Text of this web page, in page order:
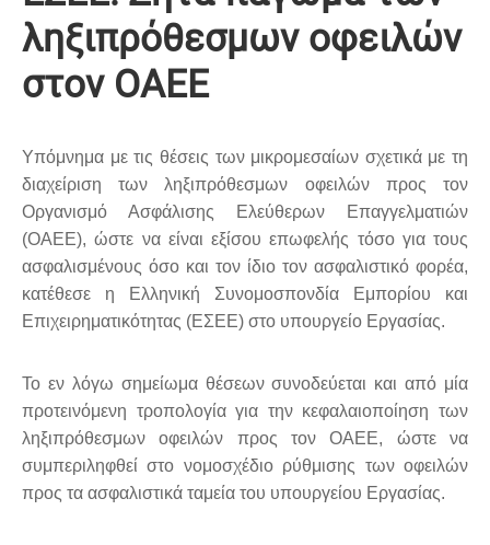
ληξιπρόθεσμων οφειλών
στον ΟΑΕΕ
Υπόμνημα με τις θέσεις των μικρομεσαίων σχετικά με τη
διαχείριση των ληξιπρόθεσμων οφειλών προς τον
Οργανισμό Ασφάλισης Ελεύθερων Επαγγελματιών
(ΟΑΕΕ), ώστε να είναι εξίσου επωφελής τόσο για τους
ασφαλισμένους όσο και τον ίδιο τον ασφαλιστικό φορέα,
κατέθεσε η Ελληνική Συνομοσπονδία Εμπορίου και
Επιχειρηματικότητας (ΕΣΕΕ) στο υπουργείο Εργασίας.
Το εν λόγω σημείωμα θέσεων συνοδεύεται και από μία
προτεινόμενη τροπολογία για την κεφαλαιοποίηση των
ληξιπρόθεσμων οφειλών προς τον ΟΑΕΕ, ώστε να
συμπεριληφθεί στο νομοσχέδιο ρύθμισης των οφειλών
προς τα ασφαλιστικά ταμεία του υπουργείου Εργασίας.